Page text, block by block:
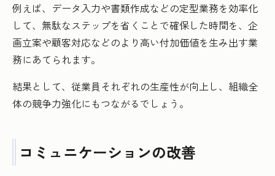
例えば、データ入力や書類作成などの定型業務を効率化
して、無駄なステップを省くことで確保した時間を、企
画立案や顧客対応などのより高い付加価値を生み出す業
務にあてられます。
結果として、従業員それぞれの生産性が向上し、組織全
体の競争力強化にもつながるでしょう。
コミュニケーションの改善